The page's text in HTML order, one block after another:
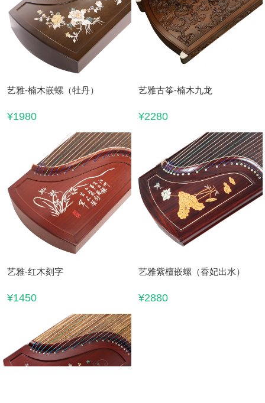
艺雅-楠木嵌螺（牡丹）
¥1980
艺雅古筝-楠木九龙
¥2280
艺雅-红木刻字
¥1450
艺雅紫檀嵌螺（香妃出水）
¥2880